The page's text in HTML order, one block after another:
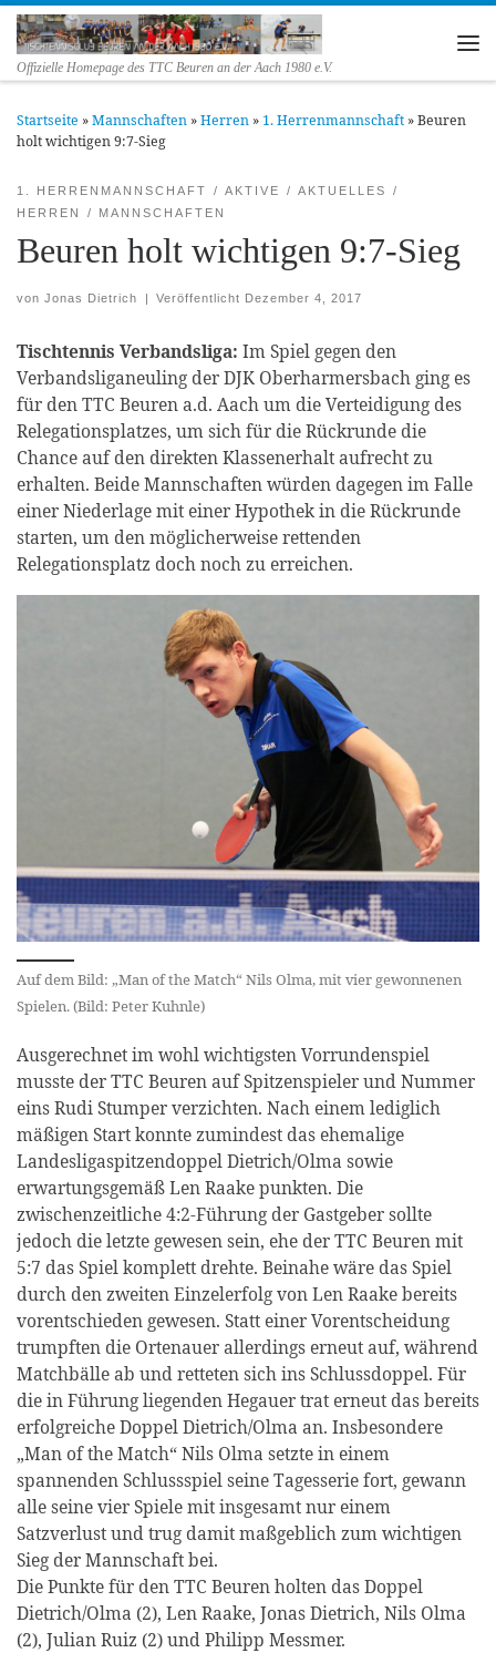
Zum Inhalt springen
Offizielle Homepage des TTC Beuren an der Aach 1980 e.V.
Startseite »Mannschaften »Herren » 1. Herrenmannschaft »Beuren
holt wichtigen 9:7-Sieg
1. HERRENMANNSCHAFT AKTIVE
AKTUELLES
HERREN
MANNSCHAFTEN
Beuren holt wichtigen 9:7-Sieg
von Jonas Dietrich | Veröffentlicht Dezember 4, 2017
Tischtennis Verbandsliga: Im Spiel gegen den
Verbandsliganeuling der DJK Oberharmersbach ging es
für den TTC Beuren a.d. Aach um die Verteidigung des
Relegationsplatzes, um sich für die Rückrunde die
Chance auf den direkten Klassenerhalt aufrecht zu
erhalten. Beide Mannschaften würden dagegen im Falle
einer Niederlage mit einer Hypothek in die Rückrunde
starten, um den möglicherweise rettenden
Relegationsplatz doch noch zu erreichen.
Auf dem Bild: „Man of the Match“ Nils Olma, mit vier gewonnenen
Spielen. (Bild: Peter Kuhnle)
Ausgerechnet im wohl wichtigsten Vorrundenspiel
musste der TTC Beuren auf Spitzenspieler und Nummer
eins Rudi Stumper verzichten. Nach einem lediglich
mäßigen Start konnte zumindest das ehemalige
Landesligaspitzendoppel Dietrich/Olma sowie
erwartungsgemäß Len Raake punkten. Die
zwischenzeitliche 4:2-Führung der Gastgeber sollte
jedoch die letzte gewesen sein, ehe der TTC Beuren mit
5:7 das Spiel komplett drehte. Beinahe wäre das Spiel
durch den zweiten Einzelerfolg von Len Raake bereits
vorentschieden gewesen. Statt einer Vorentscheidung
trumpften die Ortenauer allerdings erneut auf, während
Matchbälle ab und retteten sich ins Schlussdoppel. Für
die in Führung liegenden Hegauer trat erneut das bereits
erfolgreiche Doppel Dietrich/Olma an. Insbesondere
„Man of the Match“ Nils Olma setzte in einem
spannenden Schlussspiel seine Tagesserie fort, gewann
alle seine vier Spiele mit insgesamt nur einem
Satzverlust und trug damit maßgeblich zum wichtigen
Sieg der Mannschaft bei.
Die Punkte für den TTC Beuren holten das Doppel
Dietrich/Olma (2), Len Raake, Jonas Dietrich, Nils Olma
(2), Julian Ruiz (2) und Philipp Messmer.